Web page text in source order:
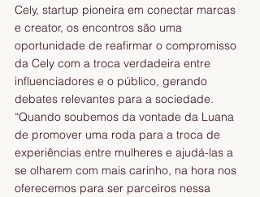
Cely, startup pioneira em conectar marcas
e creator, os encontros são uma
oportunidade de reafirmar o compromisso
da Cely com a troca verdadeira entre
influenciadores e o público, gerando
debates relevantes para a sociedade.
“Quando soubemos da vontade da Luana
de promover uma roda para a troca de
experiências entre mulheres e ajudá-las a
se olharem com mais carinho, na hora nos
oferecemos para ser parceiros nessa